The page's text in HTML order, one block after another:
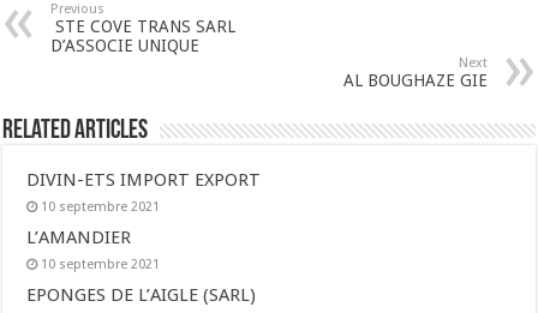
Previous
STE COVE TRANS SARL
D’ASSOCIE UNIQUE
Next
AL BOUGHAZE GIE
Related Articles
DIVIN-ETS IMPORT EXPORT
10 septembre 2021
L’AMANDIER
10 septembre 2021
EPONGES DE L’AIGLE (SARL)